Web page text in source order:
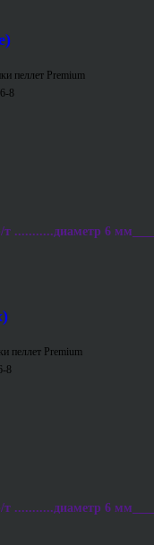
пеллет Premium
8
...........диаметр 6
пеллет Premium
8
...........диаметр 6